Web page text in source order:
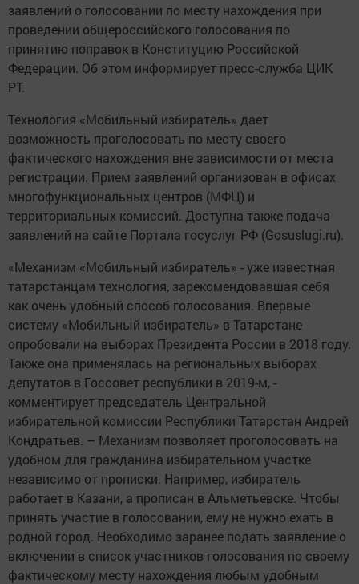
заявлений о голосовании по месту нахождения при
проведении общероссийского голосования по
принятию поправок в Конституцию Российской
Федерации. Об этом информирует пресс-служба ЦИК
РТ.
Технология «Мобильный избиратель» дает
возможность проголосовать по месту своего
фактического нахождения вне зависимости от места
регистрации. Прием заявлений организован в офисах
многофункциональных центров (МФЦ) и
территориальных комиссий. Доступна также подача
заявлений на сайте Портала госуслуг РФ (Gosuslugi.ru).
«Механизм «Мобильный избиратель» - уже известная
татарстанцам технология, зарекомендовавшая себя
как очень удобный способ голосования. Впервые
систему «Мобильный избиратель» в Татарстане
опробовали на выборах Президента России в 2018 году.
Также она применялась на региональных выборах
депутатов в Госсовет республики в 2019-м, -
комментирует председатель Центральной
избирательной комиссии Республики Татарстан Андрей
Кондратьев. – Механизм позволяет проголосовать на
удобном для гражданина избирательном участке
независимо от прописки. Например, избиратель
работает в Казани, а прописан в Альметьевске. Чтобы
принять участие в голосовании, ему не нужно ехать в
родной город. Необходимо заранее подать заявление о
включении в список участников голосования по своему
фактическому месту нахождения любым удобным